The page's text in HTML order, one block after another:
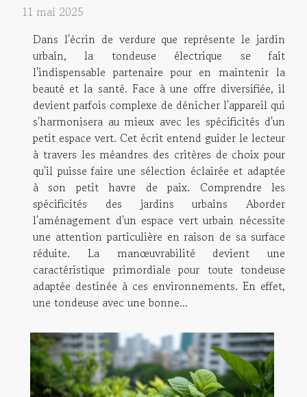
11 mai 2025
Dans l'écrin de verdure que représente le jardin
urbain, la tondeuse électrique se fait
l'indispensable partenaire pour en maintenir la
beauté et la santé. Face à une offre diversifiée, il
devient parfois complexe de dénicher l'appareil qui
s'harmonisera au mieux avec les spécificités d'un
petit espace vert. Cet écrit entend guider le lecteur
à travers les méandres des critères de choix pour
qu'il puisse faire une sélection éclairée et adaptée
à son petit havre de paix. Comprendre les
spécificités des jardins urbains Aborder
l'aménagement d'un espace vert urbain nécessite
une attention particulière en raison de sa surface
réduite. La manœuvrabilité devient une
caractéristique primordiale pour toute tondeuse
adaptée destinée à ces environnements. En effet,
une tondeuse avec une bonne...